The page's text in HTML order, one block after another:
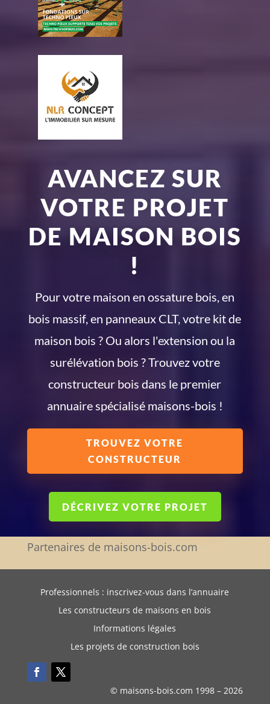
AVANCEZ SUR
VOTRE PROJET
DE MAISON BOIS
!
Pour votre maison en ossature bois, en
bois massif, en panneaux CLT, votre kit de
maison bois ? Ou alors l'extension ou la
surélévation bois ? Trouvez votre
constructeur bois dans le premier
annuaire spécialisé maisons-bois !
TROUVEZ VOTRE
CONSTRUCTEUR
DÉCRIVEZ VOTRE PROJET
Partenaires de maisons-bois.com
Professionnels : inscrivez-vous dans l’annuaire
Les constructeurs de maisons en bois
Informations légales
Les projets de construction bois
© maisons-bois.com 1998 –2026